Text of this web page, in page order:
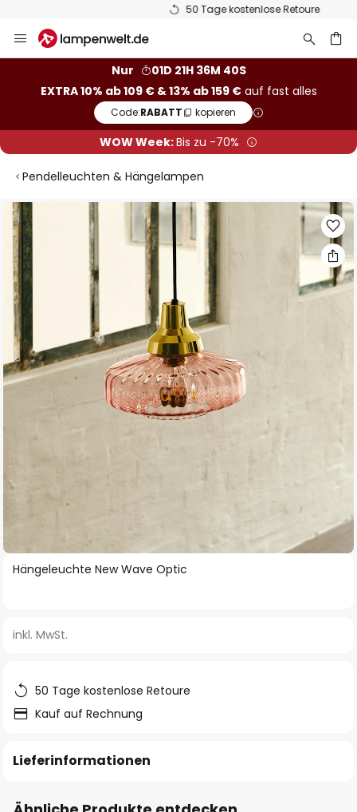
50 Tage kostenlose Retoure
Inhalt
Nur
01D 21H 36M 40S
EXTRA 10% ab 109 € & 13% ab 159 €auf fast alles
Code:RABATT kopieren
WOW Week:Bis zu -70%
Pendelleuchten & Hängelampen
Zum
Ende
der
Bildgalerie
springen
Zum
Anfang
springen
Hängeleuchte New Wave Optic
inkl. MwSt.
50 Tage kostenlose Retoure
Kauf auf Rechnung
Lieferinformationen